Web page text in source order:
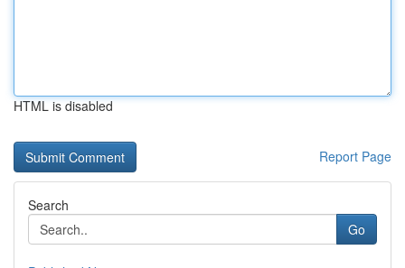
HTML is disabled
Report Page
Search
Go